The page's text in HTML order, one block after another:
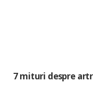
7 mituri despre